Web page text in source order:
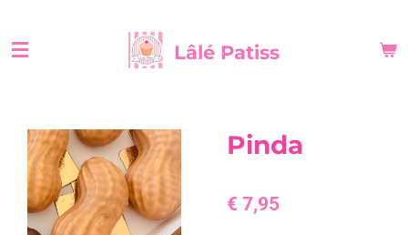
direct
naar
Lâlé Patiss
Pinda
€ 7,95